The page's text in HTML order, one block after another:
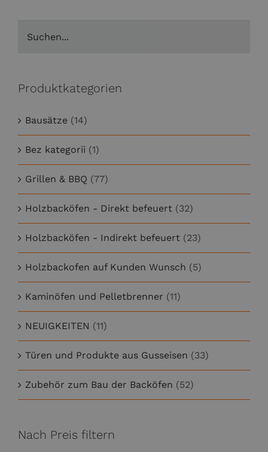
Produktkategorien
Bausätze (14)
Bez kategorii (1)
Grillen & BBQ (77)
Holzbacköfen - Direkt befeuert (32)
Holzbacköfen - Indirekt befeuert (23)
Holzbackofen auf Kunden Wunsch (5)
Kaminöfen und Pelletbrenner (11)
NEUIGKEITEN (11)
Türen und Produkte aus Gusseisen (33)
Zubehör zum Bau der Backöfen (52)
Nach Preis filtern